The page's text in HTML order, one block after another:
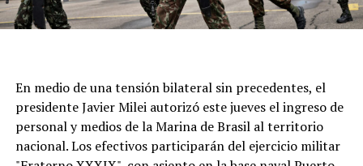
En medio de una tensión bilateral sin precedentes, el
presidente Javier Milei autorizó este jueves el ingreso de
personal y medios de la Marina de Brasil al territorio
nacional. Los efectivos participarán del ejercicio militar